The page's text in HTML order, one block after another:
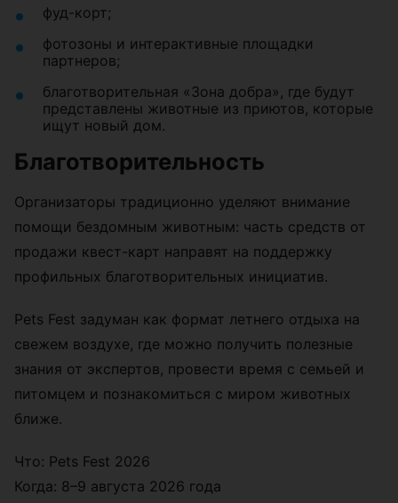
фуд-корт;
фотозоны и интерактивные площадки
партнеров;
благотворительная «Зона добра», где будут
представлены животные из приютов, которые
ищут новый дом.
Благотворительность
Организаторы традиционно уделяют внимание
помощи бездомным животным: часть средств от
продажи квест-карт направят на поддержку
профильных благотворительных инициатив.
Pets Fest задуман как формат летнего отдыха на
свежем воздухе, где можно получить полезные
знания от экспертов, провести время с семьей и
питомцем и познакомиться с миром животных
ближе.
Что: Pets Fest 2026
Когда: 8–9 августа 2026 года